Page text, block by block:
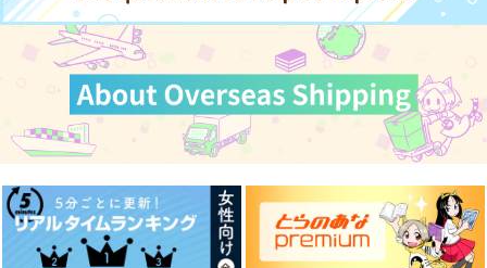
作品詳細 作品詳細 作品詳細
サンプル
カート